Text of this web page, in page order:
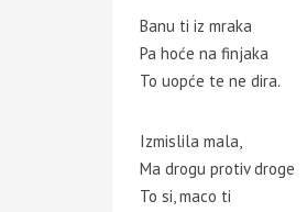
Banu ti iz mraka
Pa hoće na finjaka
To uopće te ne dira.
Izmislila mala,
Ma drogu protiv droge
To si, maco ti